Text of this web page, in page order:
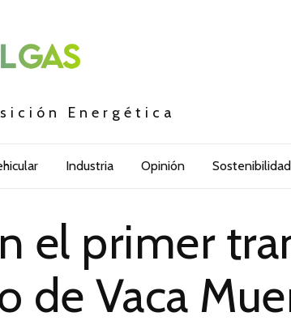
Energética
Industria Opinión Sostenibilidad
el primer
de Vaca